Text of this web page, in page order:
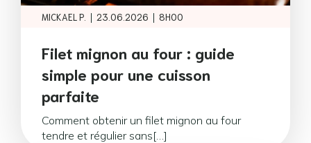
MICKAEL P. | 23.06.2026 | 8H00
Filet mignon au four : guide
simple pour une cuisson
parfaite
Comment obtenir un filet mignon au four
tendre et régulier sans[…]